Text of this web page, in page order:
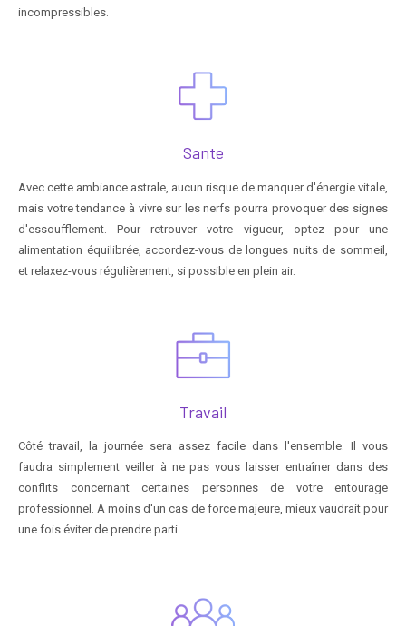
incompressibles.
Sante
Avec cette ambiance astrale, aucun risque de manquer d'énergie vitale,
mais votre tendance à vivre sur les nerfs pourra provoquer des signes
d'essoufflement. Pour retrouver votre vigueur, optez pour une
alimentation équilibrée, accordez-vous de longues nuits de sommeil,
et relaxez-vous régulièrement, si possible en plein air.
Travail
Côté travail, la journée sera assez facile dans l'ensemble. Il vous
faudra simplement veiller à ne pas vous laisser entraîner dans des
conflits concernant certaines personnes de votre entourage
professionnel. A moins d'un cas de force majeure, mieux vaudrait pour
une fois éviter de prendre parti.